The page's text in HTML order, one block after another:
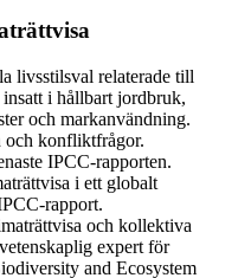
livsstilsval relaterade till
i hållbart jordbruk,
och markanvändning.
och konfliktfrågor.
IPCC-rapporten.
i ett globalt
rapport.
och kollektiva
expert för
and Ecosystem